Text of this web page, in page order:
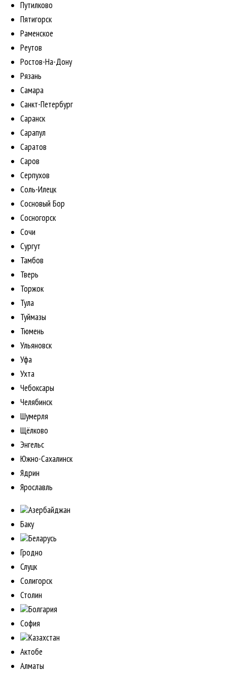
Путилково
Пятигорск
Раменское
Реутов
Ростов-На-Дону
Рязань
Самара
Санкт-Петербург
Саранск
Сарапул
Саратов
Саров
Серпухов
Соль-Илецк
Сосновый Бор
Сосногорск
Сочи
Сургут
Тамбов
Тверь
Торжок
Тула
Туймазы
Тюмень
Ульяновск
Уфа
Ухта
Чебоксары
Челябинск
Шумерля
Щёлково
Энгельс
Южно-Сахалинск
Ядрин
Ярославль
Азербайджан
Баку
Беларусь
Гродно
Слуцк
Солигорск
Столин
Болгария
София
Казахстан
Актобе
Алматы